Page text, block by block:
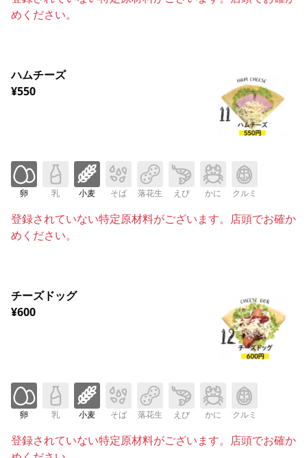
めください。
ハムチーズ
¥550
卵 乳 小麦 そば 落花生 えび かに クルミ
登録されていない特定原材料がございます。店頭でお確か
めください。
チーズドッグ
¥600
卵 乳 小麦 そば 落花生 えび かに クルミ
登録されていない特定原材料がございます。店頭でお確か